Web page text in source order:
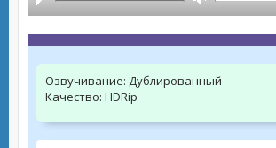
Озвучивание: Дублированный
Качество: HDRip